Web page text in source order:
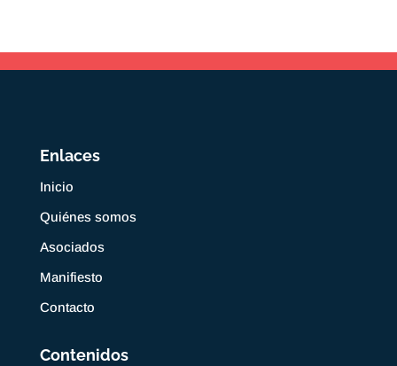
Enlaces
Inicio
Quiénes somos
Asociados
Manifiesto
Contacto
Contenidos